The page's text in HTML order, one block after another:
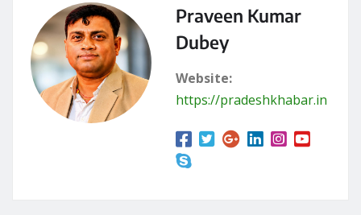
Praveen Kumar
Dubey
Website:
https://pradeshkhabar.in